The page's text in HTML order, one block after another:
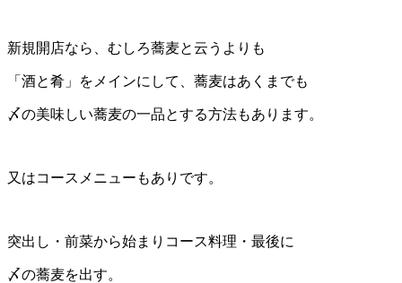
新規開店なら、むしろ蕎麦と云うよりも
「酒と肴」をメインにして、蕎麦はあくまでも
〆の美味しい蕎麦の一品とする方法もあります。
又はコースメニューもありです。
突出し・前菜から始まりコース料理・最後に
〆の蕎麦を出す。